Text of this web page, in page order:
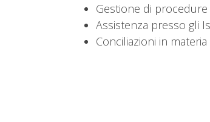
Gestione di
Assistenza presso gli
Conciliazioni in